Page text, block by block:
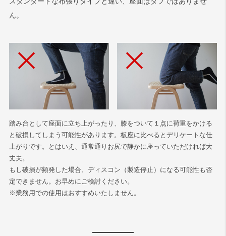
ん。
踏み台として座面に立ち上がったり、膝をついて１点に荷重をかける
と破損してしまう可能性があります。板座に比べるとデリケートな仕
上がりです。とはいえ、通常通りお尻で静かに座っていただければ大
丈夫。
もし破損が頻発した場合、ディスコン（製造停止）になる可能性も否
定できません。お早めにご検討ください。
※業務用での使用はおすすめいたしません。